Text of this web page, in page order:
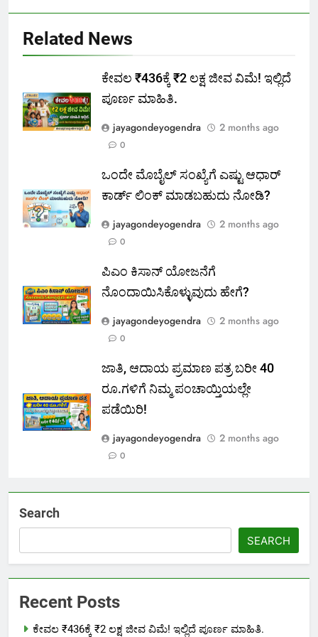
Related News
ಕೇವಲ ₹436ಕ್ಕೆ ₹2 ಲಕ್ಷ ಜೀವ ವಿಮೆ! ಇಲ್ಲಿದೆ
ಪೂರ್ಣ ಮಾಹಿತಿ.
jayagondeyogendra
2 months ago
0
ಒಂದೇ ಮೊಬೈಲ್ ಸಂಖ್ಯೆಗೆ ಎಷ್ಟು ಆಧಾರ್
ಕಾರ್ಡ್ ಲಿಂಕ್ ಮಾಡಬಹುದು ನೋಡಿ?
jayagondeyogendra
2 months ago
0
ಪಿಎಂ ಕಿಸಾನ್ ಯೋಜನೆಗೆ
ನೊಂದಾಯಿಸಿಕೊಳ್ಳುವುದು ಹೇಗೆ?
jayagondeyogendra
2 months ago
0
ಜಾತಿ, ಆದಾಯ ಪ್ರಮಾಣ ಪತ್ರ ಬರೀ 40
ರೂ.ಗಳಿಗೆ ನಿಮ್ಮ ಪಂಚಾಯ್ತಿಯಲ್ಲೇ
ಪಡೆಯಿರಿ!
jayagondeyogendra
2 months ago
0
Search
SEARCH
Recent Posts
ಕೇವಲ ₹436ಕ್ಕೆ ₹2 ಲಕ್ಷ ಜೀವ ವಿಮೆ! ಇಲ್ಲಿದೆ ಪೂರ್ಣ ಮಾಹಿತಿ.